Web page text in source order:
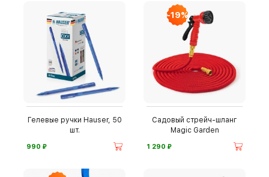
Гелевые ручки Hauser, 50
шт.
990 ⃏
-19%
Садовый стрейч-шланг
Magic Garden
1 290 ⃏